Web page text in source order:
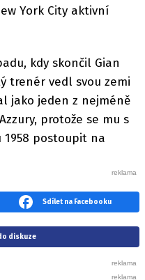
York City aktivní
kdy skončil Gian
trenér vedl svou zemi
jako jeden z nejméně
protože se mu s
postoupit na
Sdílet na Facebooku
diskuze